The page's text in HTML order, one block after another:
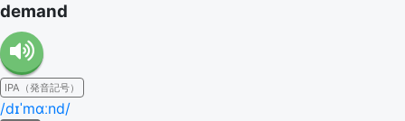
demand
IPA（発音記号）
/dɪˈmɑːnd/